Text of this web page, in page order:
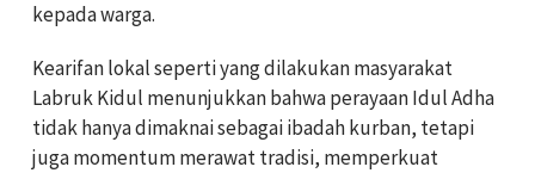
kepada warga.
Kearifan lokal seperti yang dilakukan masyarakat
Labruk Kidul menunjukkan bahwa perayaan Idul Adha
tidak hanya dimaknai sebagai ibadah kurban, tetapi
juga momentum merawat tradisi, memperkuat